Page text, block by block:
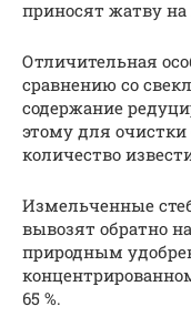
приносят жатву
Отличительная
сравнению со
содержание
этому для
количество
Измельченные
вывозят обратно
природным
65 %.